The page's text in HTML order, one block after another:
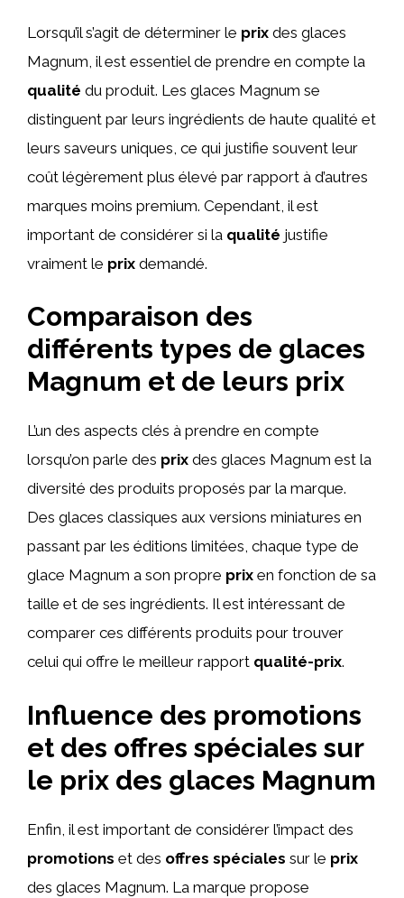
Lorsqu’il s’agit de déterminer le prix des glaces
Magnum, il est essentiel de prendre en compte la
qualité du produit. Les glaces Magnum se
distinguent par leurs ingrédients de haute qualité et
leurs saveurs uniques, ce qui justifie souvent leur
coût légèrement plus élevé par rapport à d’autres
marques moins premium. Cependant, il est
important de considérer si la qualité justifie
vraiment le prix demandé.
Comparaison des
différents types de glaces
Magnum et de leurs prix
L’un des aspects clés à prendre en compte
lorsqu’on parle des prix des glaces Magnum est la
diversité des produits proposés par la marque.
Des glaces classiques aux versions miniatures en
passant par les éditions limitées, chaque type de
glace Magnum a son propre prix en fonction de sa
taille et de ses ingrédients. Il est intéressant de
comparer ces différents produits pour trouver
celui qui offre le meilleur rapport qualité-prix.
Influence des promotions
et des offres spéciales sur
le prix des glaces Magnum
Enfin, il est important de considérer l’impact des
promotions et des offres spéciales sur le prix
des glaces Magnum. La marque propose